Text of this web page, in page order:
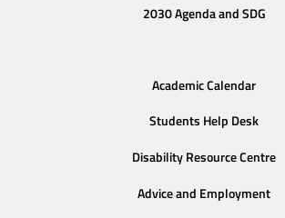
2030 Agenda and SDG
Academic Calendar
Students Help Desk
Disability Resource Centre
Advice and Employment